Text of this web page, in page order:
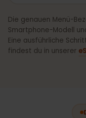
Die genauen Menü-
Smartphone-Modell
Eine ausführliche
findest du in unserer